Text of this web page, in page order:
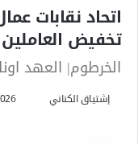
اتحاد نقابات
تخفيض
الخرطوم| العهد
إشتياق الكناني